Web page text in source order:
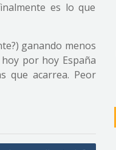
es lo que
ganando menos
por hoy España
que acarrea. Peor